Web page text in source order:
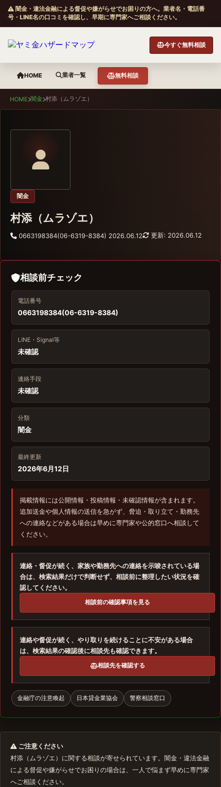
闇金・違法金融による督促や嫌がらせでお困りの方へ。業者名・電話番
号・LINE名の口コミを確認し、早期に専門家へご相談ください。
今すぐ無料相談
HOME 業者一覧 無料相談
HOME 闇金 村添（ムラゾエ）
闇金
村添（ムラゾエ）
0663198384(06-6319-8384) 2026.06.12 更新: 2026.06.12
相談前チェック
電話番号
0663198384(06-6319-8384)
LINE・Signal等
未確認
連絡手段
未確認
分類
闇金
最終更新
2026年6月12日
掲載情報には公開情報・投稿情報・未確認情報が含まれます。
追加送金や個人情報の送信を急がず、脅迫・取り立て・勤務先
への連絡などがある場合は早めに専門家や公的窓口へ相談して
ください。
連絡・督促が続く、家族や勤務先への連絡を示唆されている場
合は、検索結果だけで判断せず、相談前に整理したい状況を確
認してください。
相談前の確認事項を見る
連絡や督促が続く、やり取りを続けることに不安がある場合
は、検索結果の確認後に相談先も確認できます。
相談先を確認する
金融庁の注意喚起 日本貸金業協会 警察相談窓口
ご注意ください
村添（ムラゾエ）に関する相談が寄せられています。闇金・違法金融
による督促や嫌がらせでお困りの場合は、一人で悩まず早めに専門家
へご相談ください。